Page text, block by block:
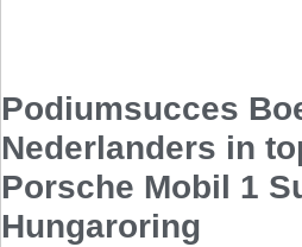
Podiumsucces
Nederlanders in
Porsche Mobil 1
Hungaroring